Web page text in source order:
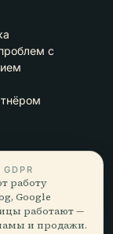
с
работу
Google
работают —
и продажи.